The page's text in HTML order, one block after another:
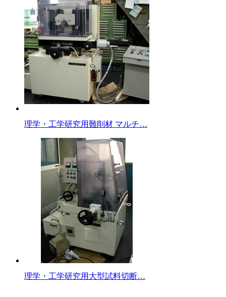
理学・工学研究用難削材 マルチ…
理学・工学研究用大型試料切断…